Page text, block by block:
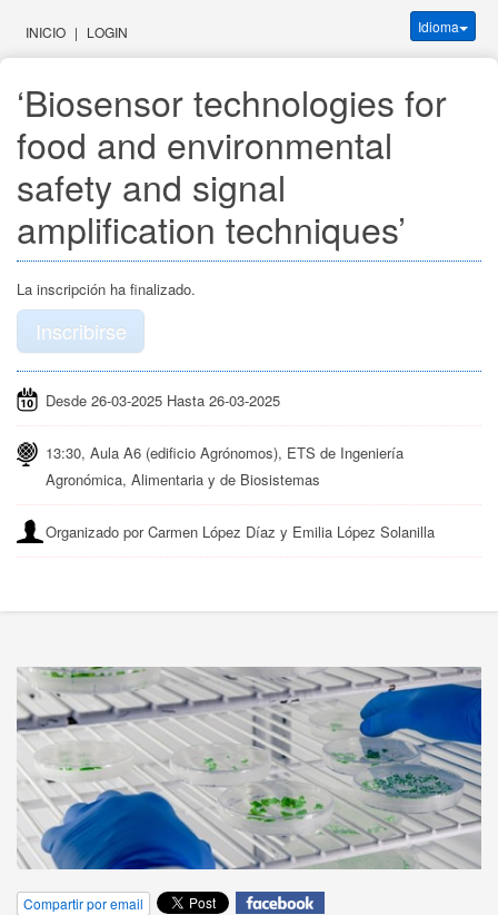
INICIO | LOGIN Idioma
‘Biosensor technologies for
food and environmental
safety and signal
amplification techniques’
La inscripción ha finalizado.
Inscribirse
Desde 26-03-2025 Hasta 26-03-2025
13:30, Aula A6 (edificio Agrónomos), ETS de Ingeniería
Agronómica, Alimentaria y de Biosistemas
Organizado por Carmen López Díaz y Emilia López Solanilla
Compartir por email